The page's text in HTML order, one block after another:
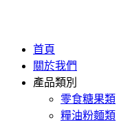
首頁
關於我們
產品類別
零食糖果類
糧油粉麵類